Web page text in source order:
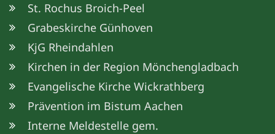
St. Rochus Broich-Peel
Grabeskirche Günhoven
KjG Rheindahlen
Kirchen in der Region Mönchengladbach
Evangelische Kirche Wickrathberg
Prävention im Bistum Aachen
Interne Meldestelle gem.